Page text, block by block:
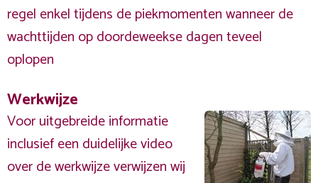
regel enkel tijdens de piekmomenten wanneer de
wachttijden op doordeweekse dagen teveel
oplopen
Werkwijze
Voor uitgebreide informatie
inclusief een duidelijke video
over de werkwijze verwijzen wij